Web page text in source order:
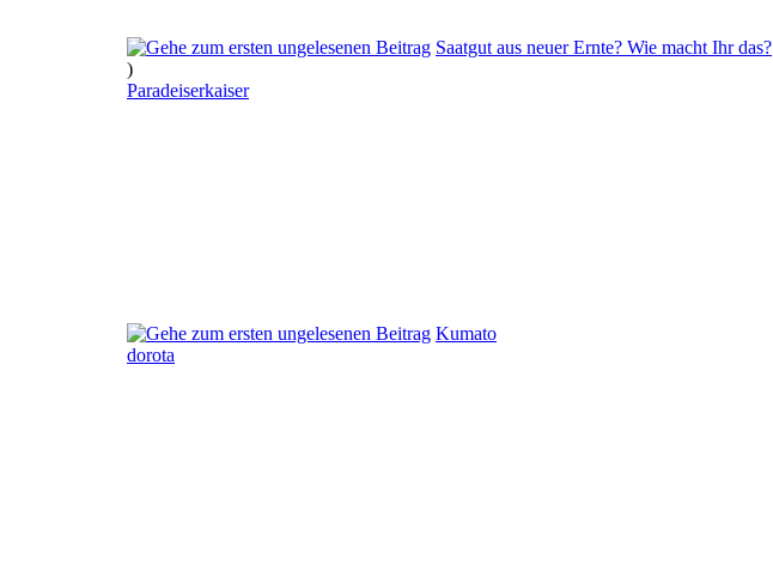
Saatgut aus neuer Ernte? Wie macht Ihr das?
)
Paradeiserkaiser
Kumato
dorota